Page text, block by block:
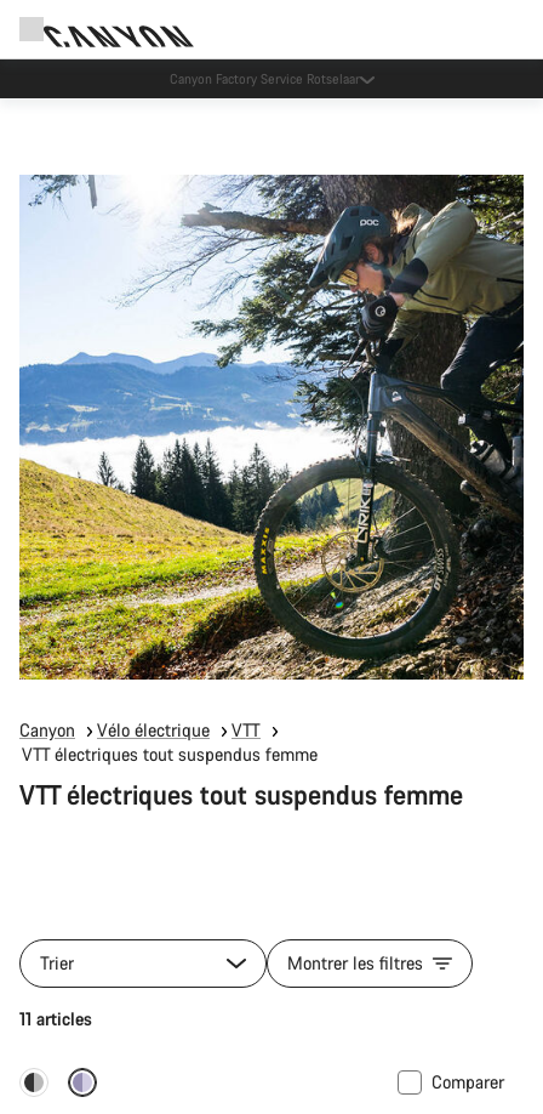
Assurez votre vélo avec Qover
Canyon Vélo électrique
VTT
VTT électriques tout suspendus femme
VTT électriques tout suspendus femme
Trier Montrer les filtres
11 articles
-22%
Comparer